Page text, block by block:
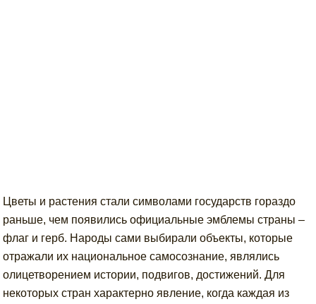
Цветы и растения стали символами государств гораздо
раньше, чем появились официальные эмблемы страны –
флаг и герб. Народы сами выбирали объекты, которые
отражали их национальное самосознание, являлись
олицетворением истории, подвигов, достижений. Для
некоторых стран характерно явление, когда каждая из